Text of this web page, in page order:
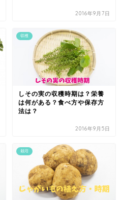
2016年9月7日
収穫
しその実の収穫時期は？栄養
は何がある？食べ方や保存方
法は？
2016年9月5日
栽培